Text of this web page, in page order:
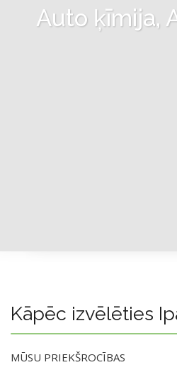
Auto ķīmija,
Kāpēc izvēlēties
MŪSU PRIEKŠROCĪBAS